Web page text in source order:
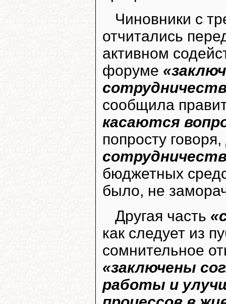
Чиновники с
отчитались
активном
форуме
сообщила
касаются
попросту
бюджетных
было, не
Другая часть
как следует из
сомнительное
«заключены
работы и